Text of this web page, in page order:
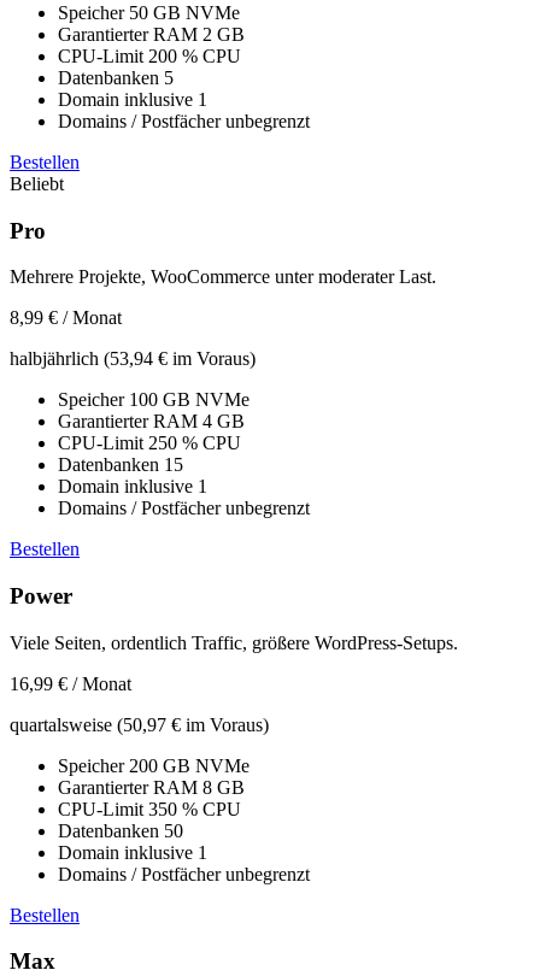
Speicher 50 GB NVMe
Garantierter RAM 2 GB
CPU-Limit 200 % CPU
Datenbanken 5
Domain inklusive 1
Domains / Postfächer unbegrenzt
Bestellen
Beliebt
Pro
Mehrere Projekte, WooCommerce unter moderater Last.
8,99 € / Monat
halbjährlich (53,94 € im Voraus)
Speicher 100 GB NVMe
Garantierter RAM 4 GB
CPU-Limit 250 % CPU
Datenbanken 15
Domain inklusive 1
Domains / Postfächer unbegrenzt
Bestellen
Power
Viele Seiten, ordentlich Traffic, größere WordPress-Setups.
16,99 € / Monat
quartalsweise (50,97 € im Voraus)
Speicher 200 GB NVMe
Garantierter RAM 8 GB
CPU-Limit 350 % CPU
Datenbanken 50
Domain inklusive 1
Domains / Postfächer unbegrenzt
Bestellen
Max